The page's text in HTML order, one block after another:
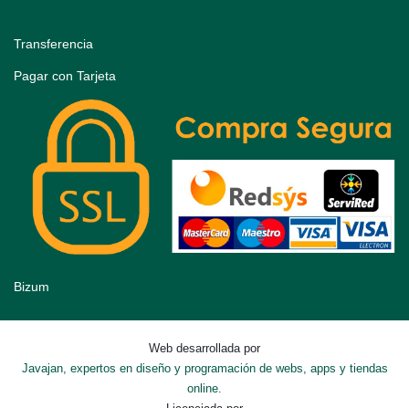
Transferencia
Pagar con Tarjeta
Bizum
Web desarrollada por
Javajan, expertos en diseño y programación de webs, apps y tiendas
online.